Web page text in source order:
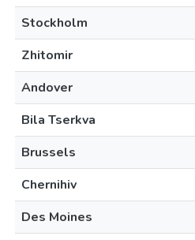
Stockholm
Zhitomir
Andover
Bila Tserkva
Brussels
Chernihiv
Des Moines